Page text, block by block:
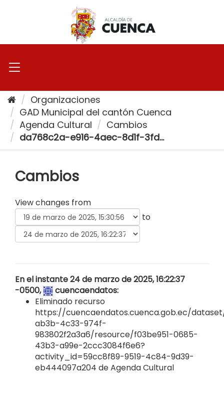
Organizaciones
GAD Municipal del cantón Cuenca
Agenda Cultural
Cambios
da768c2a-e916-4aec-8d1f-3fd...
Cambios
View changes from
to
En el instante 24 de marzo de 2025, 16:22:37
-0500,
cuencaendatos:
Eliminado recurso
https://cuencaendatos.cuenca.gob.ec/
ab3b-4c33-974f-
983802f2a3a6/resource/f03be951-0685-
43b3-a99e-2ccc3084f6e6?
activity_id=59cc8f89-9519-4c84-9d39-
eb444097a204 deAgenda Cultural